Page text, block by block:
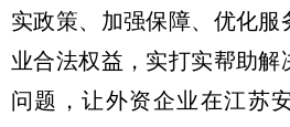
实政策、加强保障、优化服
业合法权益，实打实帮助解
问题，让外资企业在江苏